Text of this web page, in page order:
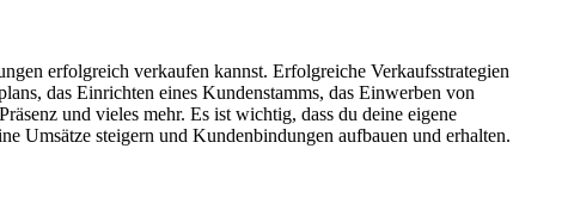
erfolgreich verkaufen kannst. Erfolgreiche Verkaufsstrategien
das Einrichten eines Kundenstamms, das Einwerben von
und vieles mehr. Es ist wichtig, dass du deine eigene
Umsätze steigern und Kundenbindungen aufbauen und erhalten.